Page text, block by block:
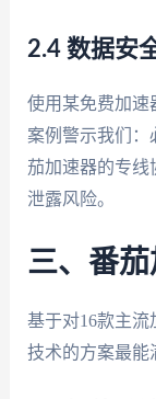
2.4 数据安
使用某免费加速
案例警示我们：
茄加速器的专线
泄露风险。
三、番
基于对16款主
技术的方案最能